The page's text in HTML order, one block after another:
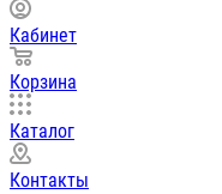
Кабинет
Корзина
Каталог
Контакты